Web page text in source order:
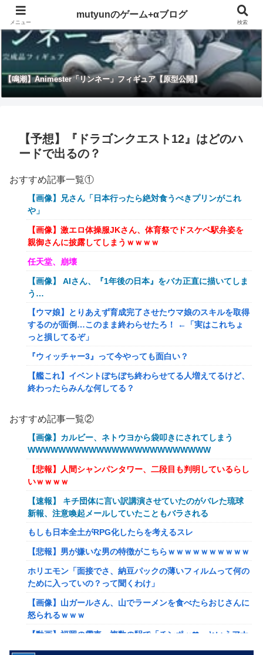
【鳴潮】Animester「リンネー」フィギュア【原型公開】
【予想】『ドラゴンクエスト12』はどのハ
ードで出るの？
おすすめ記事一覧①
【画像】兄さん「日本行ったら絶対食うべきプリンがこれ
や」
【画像】激エロ体操服JKさん、体育祭でドスケベ駅弁姿を
親御さんに披露してしまうｗｗｗｗ
任天堂、崩壊
【画像】 AIさん、『1年後の日本』をバカ正直に描いてしま
う…
【ウマ娘】とりあえず育成完了させたウマ娘のスキルを取得
するのが面倒…このまま終わらせたろ！ ←「実はこれちょ
っと損してるぞ」
『ウィッチャー3』って今やっても面白い？
【艦これ】イベントぼちぼち終わらせてる人増えてるけど、
終わったらみんな何してる？
【艦これ】けーかいじん 他
【艦これ】水着川内さん 他
洋服の青山、空調ウェアを発売ｗｗｗｗｗｗ
女「43億円注文して………キャンセルっと！」←こいつの目
的
【驚愕】マチアプで会った外国人からまさかの『こう』言わ
れたんやがこれワイ詰みか？？？？？？？
【動画】手術中に熊本地震直撃やばすぎる
避難所にベッドがない！と文句たらたらだった左派、実際に
避難所にベッドが搬入されてしまった結果……
『ドラクエの面白さのピークははがねのつるぎ買った時』←
これ
【韓日共同調査】「日本に良い印象」の韓国人54.3％ 13年
おすすめ記事一覧②
【画像】カルビー、ネトウヨから袋叩きにされてしまう
WWWWWWWWWWWWWWWWWWWWWWWW
【悲報】人間シャンパンタワー、二段目も判明しているらし
いｗｗｗｗ
【速報】 キチ団体に言い訳講演させていたのがバレた琉球
新報、注意喚起メールしていたこともバラされる
もしも日本全土がRPG化したらを考えるスレ
【悲報】男が嫌いな男の特徴がこちらｗｗｗｗｗｗｗｗｗｗ
ホリエモン「面接でさ、納豆パックの薄いフィルムって何の
ために入っていの？って聞くわけ」
【画像】山ガールさん、山でラーメンを食べたらおじさんに
怒られるｗｗｗ
【動画】福岡の電車、複数の駅で「チンポッ❤」というアナ
メニュー
mutyunのゲーム+αブログ
検索